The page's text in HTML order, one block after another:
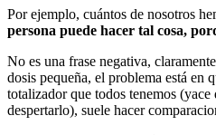
Por ejemplo, cuántos de nosotros
persona puede hacer tal cosa,
No es una frase negativa,
dosis pequeña, el problema está en
totalizador que todos tenemos
despertarlo), suele hacer